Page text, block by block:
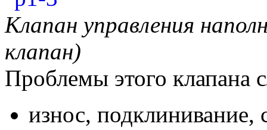
Клапан управления
клапан)
Проблемы этого клапана
износ, подклинивание,